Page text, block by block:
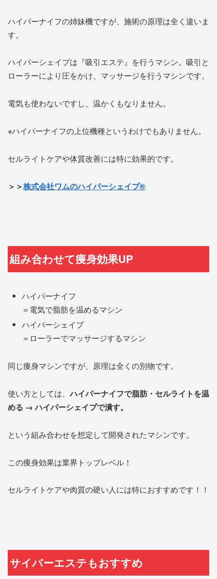
ハイパーナイフの姉妹機ですが、施術の原理は全く違いま
す。
ハイパーシェイプは『吸引エステ』を行うマシン。吸引と
ローラーにより圧をかけ、マッサージを行うマシンです。
電気も使わないですし、温かくもなりません。
※ハイパーナイフの上位機種というわけでもありません。
セルライトケアや体質改善には特に効果的です。
＞＞株式会社ワムのハイパーシェイプ®
組み合わせて痩身効果UP
ハイパーナイフ
＝電気で脂肪を温めるマシン
ハイパーシェイプ
＝ローラーでマッサージするマシン
同じ痩身マシンですが、原理は全くの別物です。
使い方としては、ハイパーナイフで脂肪・セルライトを温
める → ハイパーシェイプで潰す。
という組み合わせを想定して開発されたマシンです。
この痩身効果は業界トップレベル！
セルライトケアや肉質の硬い人には特におすすめです！！
サイバーエステもおすすめ